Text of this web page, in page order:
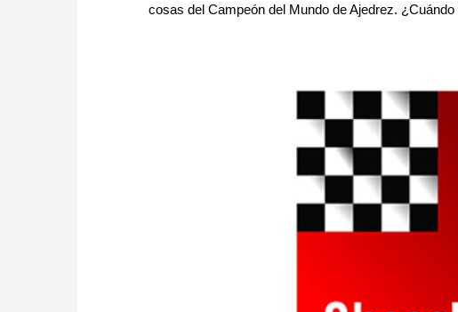
cosas del Campeón del Mundo de Ajedrez.